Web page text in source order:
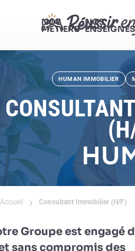
NOS
MÉTIERS
NOS
ENSEIGNES
HUMAN IMMOBILIER
Accueil Consultant Immobilier (H/F)
Groupe est engagé
sans compromis des